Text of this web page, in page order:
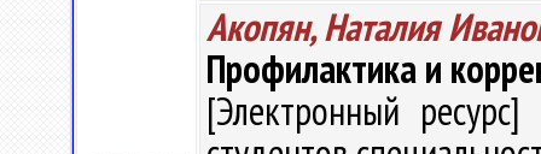
Акопян, Наталия
Профилактика и
[Электронный